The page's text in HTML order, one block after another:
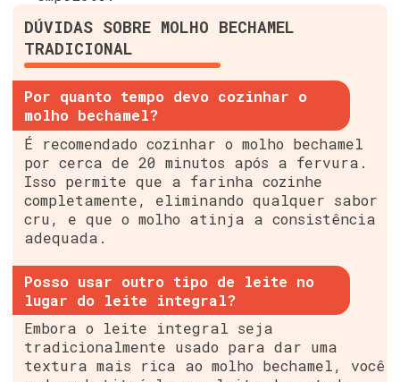
DÚVIDAS SOBRE MOLHO BECHAMEL
TRADICIONAL
Por quanto tempo devo cozinhar o
molho bechamel?
É recomendado cozinhar o molho bechamel
por cerca de 20 minutos após a fervura.
Isso permite que a farinha cozinhe
completamente, eliminando qualquer sabor
cru, e que o molho atinja a consistência
adequada.
Posso usar outro tipo de leite no
lugar do leite integral?
Embora o leite integral seja
tradicionalmente usado para dar uma
textura mais rica ao molho bechamel, você